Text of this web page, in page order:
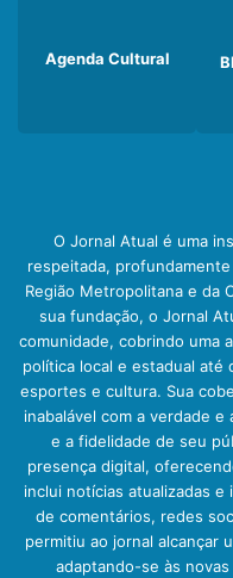
Agenda Cultural
O Jornal Atual é uma
respeitada,
Região Metropolitana e da
sua fundação, o Jornal
comunidade, cobrindo uma
política local e estadual até
esportes e cultura. Sua
inabalável com a verdade
e a fidelidade de seu
presença digital,
inclui notícias atualizadas
de comentários, redes
permitiu ao jornal alcançar
adaptando-se às